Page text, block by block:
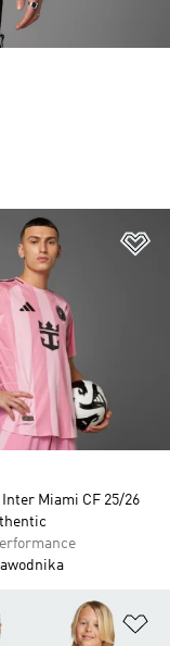
życzeń
Inter Miami CF 25/26
życzeń